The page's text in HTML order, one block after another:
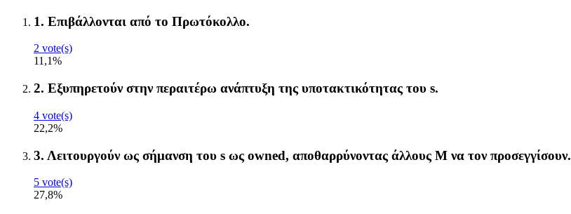
1. Επιβάλλονται από το Πρωτόκολλο.
2 vote(s)
11,1%
2. Εξυπηρετούν στην περαιτέρω ανάπτυξη της υποτακτικότητας του s.
4 vote(s)
22,2%
3. Λειτουργούν ως σήμανση του s ως owned, αποθαρρύνοντας άλλους M να τον προσεγγίσουν.
5 vote(s)
27,8%